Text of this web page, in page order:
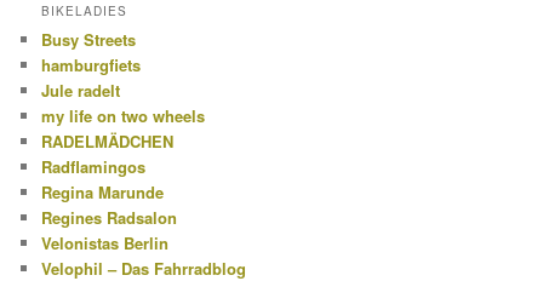
BIKELADIES
Busy Streets
hamburgfiets
Jule radelt
my life on two wheels
RADELMÄDCHEN
Radflamingos
Regina Marunde
Regines Radsalon
Velonistas Berlin
Velophil – Das Fahrradblog